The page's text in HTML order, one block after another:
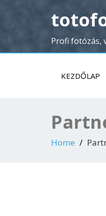
Profi fotózás,
KEZDŐLAP
Home